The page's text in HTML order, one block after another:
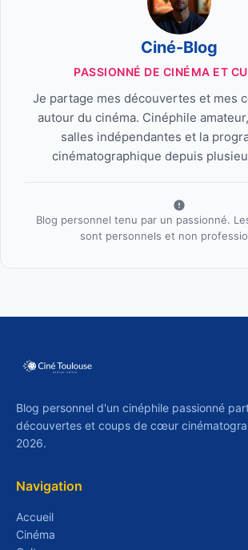
Ciné-Blog
PASSIONNÉ DE CINÉMA ET
Je partage mes découvertes et mes
autour du cinéma. Cinéphile
salles indépendantes et la
cinématographique depuis
Blog personnel tenu par un passionné.
sont personnels et non
Blog personnel d'un cinéphile passionné
découvertes et coups de cœur
2026.
Navigation
Accueil
Cinéma